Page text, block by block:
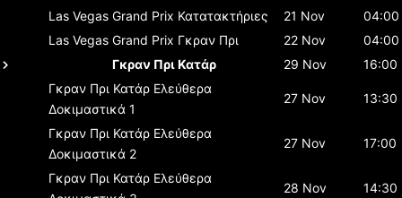
Las Vegas Grand Prix Κατατακτήριες 21 Nov
04:00
Las Vegas Grand Prix Γκραν Πρι 22 Nov
04:00
Γκραν Πρι Κατάρ
29 Nov
16:00
Γκραν Πρι Κατάρ Ελεύθερα
Δοκιμαστικά 1
27 Nov 13:30
Γκραν Πρι Κατάρ Ελεύθερα
Δοκιμαστικά 2
27 Nov 17:00
Γκραν Πρι Κατάρ Ελεύθερα
28 Nov 14:30